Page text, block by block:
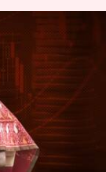
क्या-